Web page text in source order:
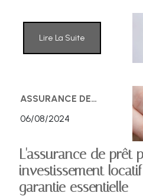
vos revenus fonciers.
Lire La Suite
ASSURANCE DE
PERSONNES
06/08/2024
L'assurance de prêt
investissement
garantie essentielle